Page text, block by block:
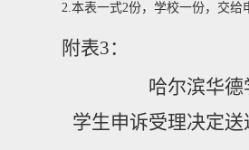
2.本表一式2份， 学校一份，交给
附表3：
哈尔滨华德
学生申诉受理决定送